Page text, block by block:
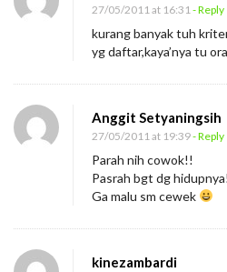
27/05/2011 at 16:31 - Reply
kurang banyak tuh
yg daftar,kaya’nya tu
Anggit Setyaningsih
27/05/2011 at 19:39- Reply
Parah nih cowok!!
Pasrah bgt dg
Ga malu sm cewek
kinezambardi